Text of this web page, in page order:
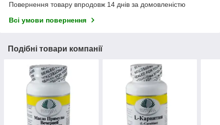
Повернення товару впродовж 14 днів за домовленістю
Всі умови повернення
Подібні товари компанії